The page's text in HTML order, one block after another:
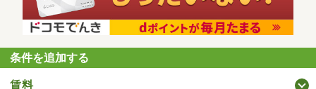
条件を追加する
賃料